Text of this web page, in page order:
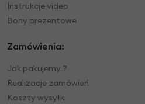
Instrukcje video
Bony prezentowe
Zamówienia:
Jak pakujemy ?
Realizacje zamówień
Koszty wysyłki